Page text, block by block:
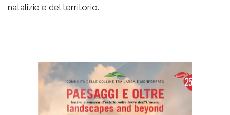
natalizie e del territorio.